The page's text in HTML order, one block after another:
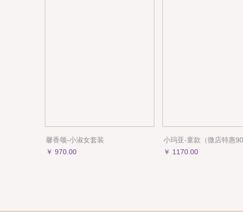
馨香颂-小淑女套装
￥ 970.00
小玛亚-童款（微店特惠
￥ 1170.00